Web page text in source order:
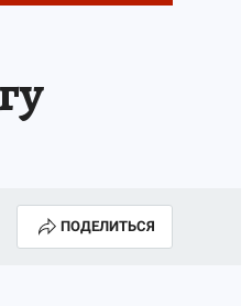
ПОДЕЛИТЬСЯ